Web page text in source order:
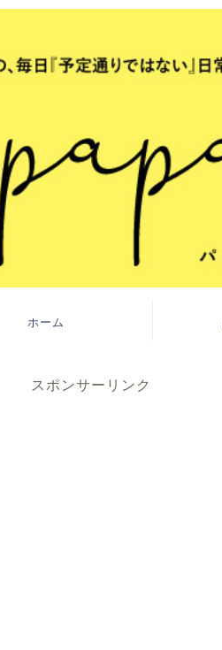
ホーム
スポンサーリンク